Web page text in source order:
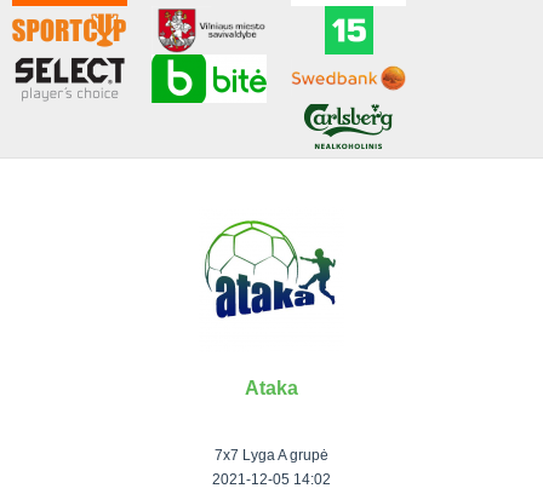
SFL taurė
7x7 CUP
VRFS Futsal
futbolas
Ataka
7x7 Lyga A grupė
2021-12-05 14:02